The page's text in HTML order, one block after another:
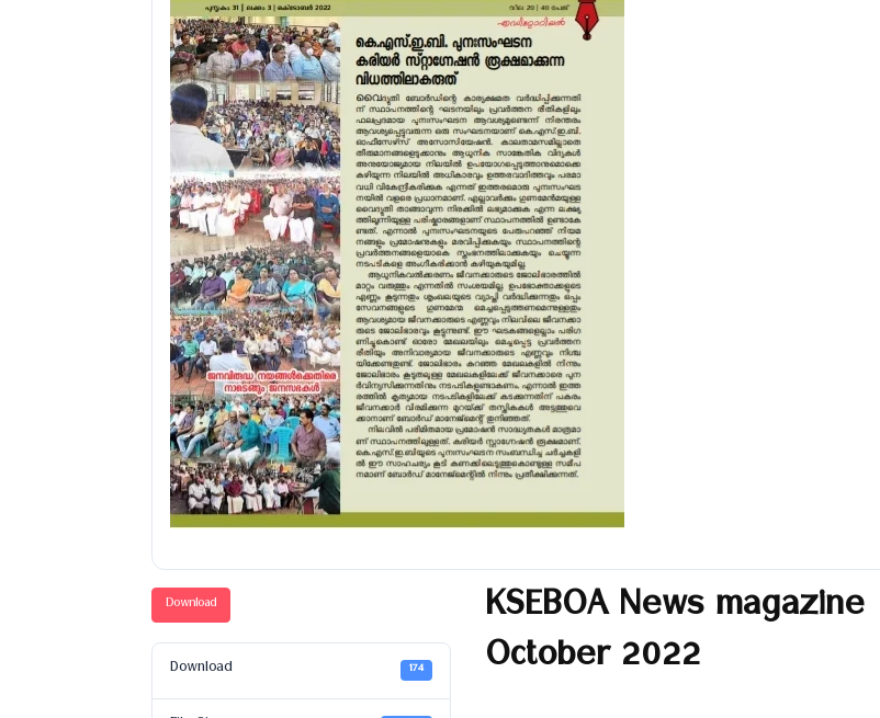
Download
Download 174
KSEBOA News magazine
October 2022